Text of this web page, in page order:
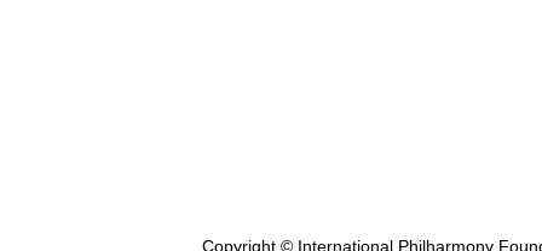
Copyright © International Philharmony